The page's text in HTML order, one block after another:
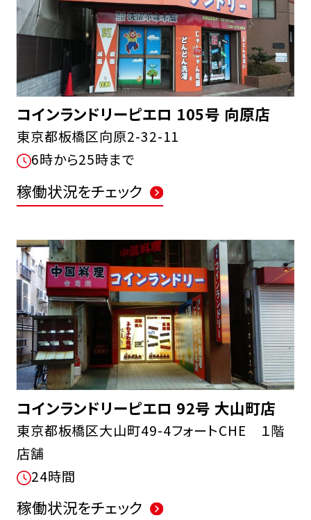
コインランドリーピエロ 105号 向原店
東京都板橋区向原2-32-11
6時から25時まで
稼働状況をチェック
コインランドリーピエロ 92号 大山町店
東京都板橋区大山町49-4フォートCHE １階
店舗
24時間
稼働状況をチェック